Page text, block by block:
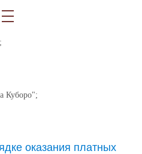
Куборо";
оказания платных